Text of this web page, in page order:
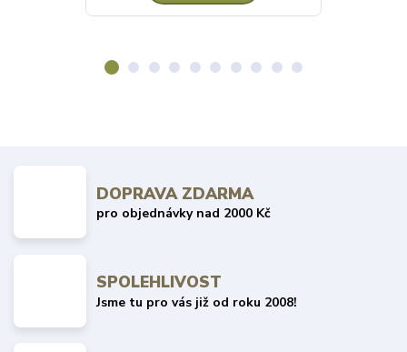
DOPRAVA ZDARMA
pro objednávky nad 2000 Kč
SPOLEHLIVOST
Jsme tu pro vás již od roku 2008!